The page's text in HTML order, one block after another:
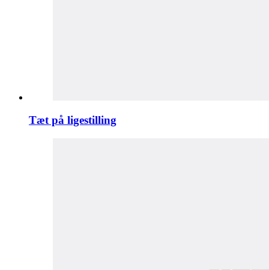
Tæt på ligestilling